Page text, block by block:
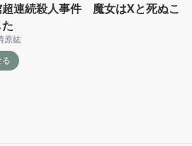
超連続殺人事件 魔女はXと死ぬこ
原紘